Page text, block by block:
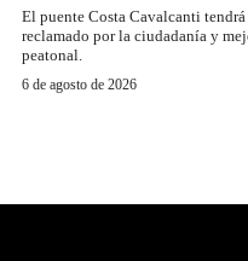
El puente Costa Cavalcanti
reclamado por la ciudadanía y
peatonal.
6 de agosto de 2026